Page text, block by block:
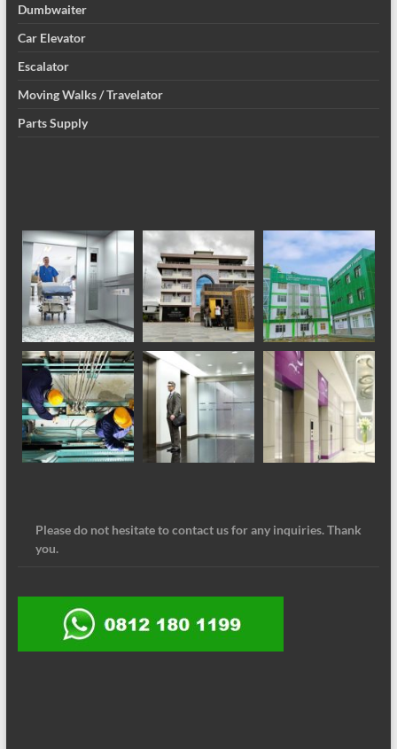
Dumbwaiter
Car Elevator
Escalator
Moving Walks / Travelator
Parts Supply
Please do not hesitate to contact us for any inquiries. Thank
you.